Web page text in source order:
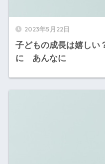
2023年5月22日
子どもの成長は嬉しい
に あんなに